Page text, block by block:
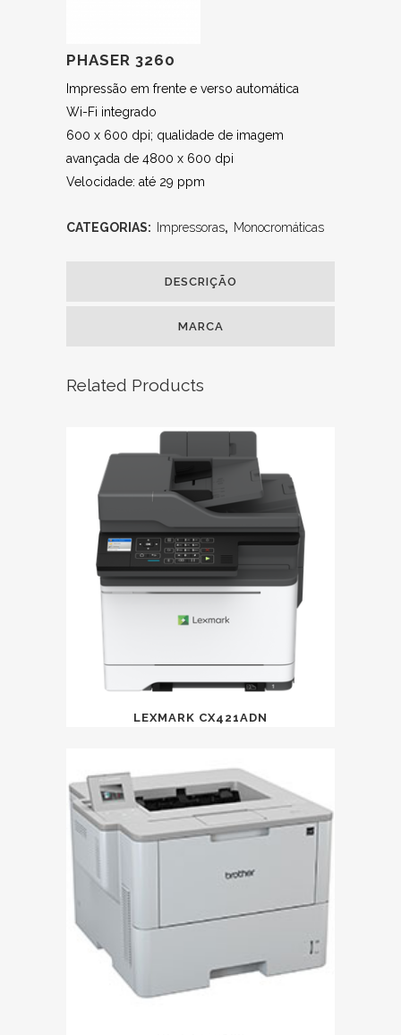
PHASER 3260
Impressão em frente e verso automática
Wi-Fi integrado
600 x 600 dpi; qualidade de imagem
avançada de 4800 x 600 dpi
Velocidade: até 29 ppm
CATEGORIAS: Impressoras, Monocromáticas
DESCRIÇÃO
MARCA
Related Products
LEXMARK CX421ADN